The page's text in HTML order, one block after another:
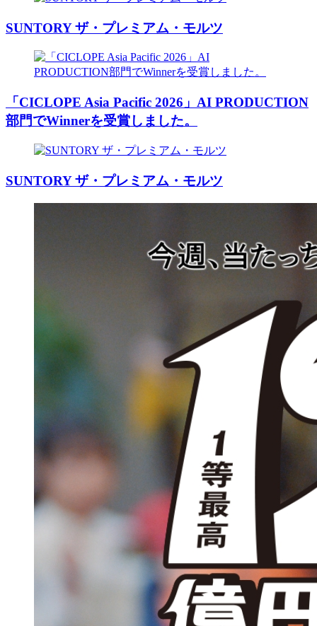
SUNTORY ザ・プレミアム・モルツ
「CICLOPE Asia Pacific 2026」AI PRODUCTION
部門でWinnerを受賞しました。
SUNTORY ザ・プレミアム・モルツ